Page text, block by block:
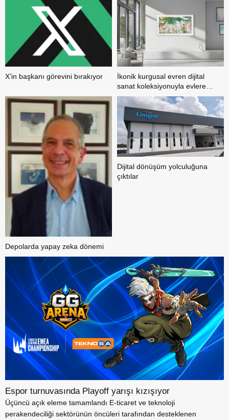
X’in başkanı görevini bırakıyor
Espor turnuvasında Playoff yarışı kızışıyor
Üçüncü açık eleme tamamlandı E-ticaret ve teknoloji
perakendeciliği sektörünün öncüleri tarafından desteklenen
İkonik kurgusal evren dijital
sanat koleksiyonuyla evlere
konuk oluyor
Depolarda yapay zeka dönemi
Dijital dönüşüm yolculuğuna
çıktılar